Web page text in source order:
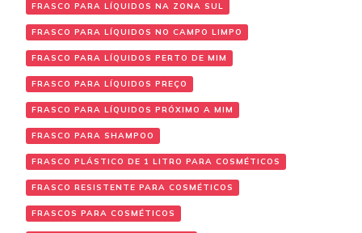
FRASCO PARA LÍQUIDOS NA ZONA SUL
FRASCO PARA LÍQUIDOS NO CAMPO LIMPO
FRASCO PARA LÍQUIDOS PERTO DE MIM
FRASCO PARA LÍQUIDOS PREÇO
FRASCO PARA LÍQUIDOS PRÓXIMO A MIM
FRASCO PARA SHAMPOO
FRASCO PLÁSTICO DE 1 LITRO PARA COSMÉTICOS
FRASCO RESISTENTE PARA COSMÉTICOS
FRASCOS PARA COSMÉTICOS